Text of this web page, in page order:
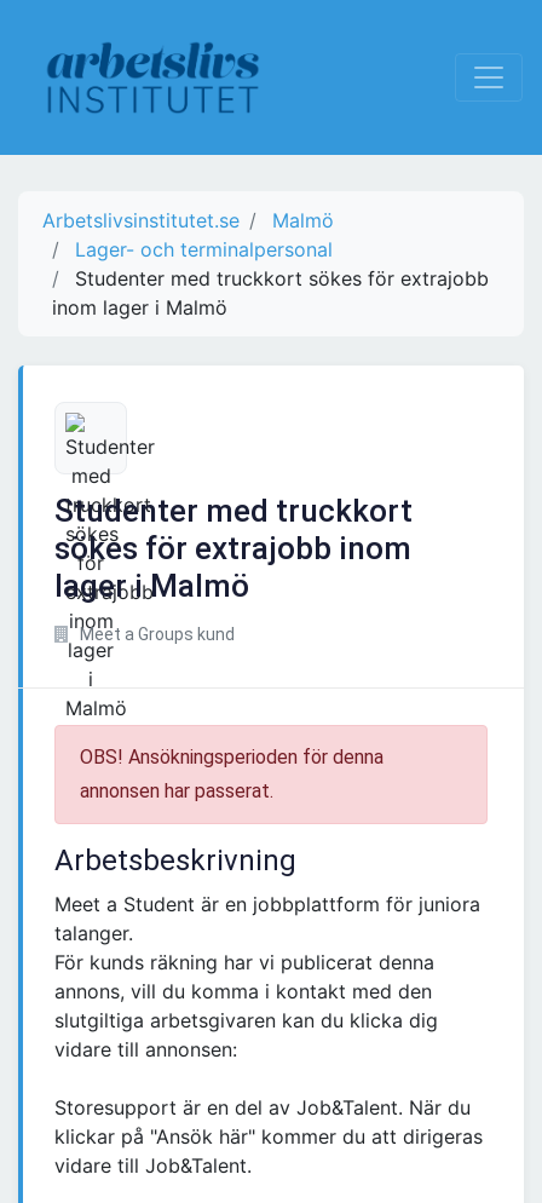
Arbetslivsinstitutet.se
Malmö
Lager- och terminalpersonal
Studenter med truckkort sökes för extrajobb
inom lager i Malmö
Studenter med truckkort
sökes för extrajobb inom
lager i Malmö
Meet a Groups kund
OBS! Ansökningsperioden för denna
annonsen har passerat.
Arbetsbeskrivning
Meet a Student är en jobbplattform för juniora
talanger.
För kunds räkning har vi publicerat denna
annons, vill du komma i kontakt med den
slutgiltiga arbetsgivaren kan du klicka dig
vidare till annonsen:
Storesupport är en del av Job&Talent. När du
klickar på "Ansök här" kommer du att dirigeras
vidare till Job&Talent.